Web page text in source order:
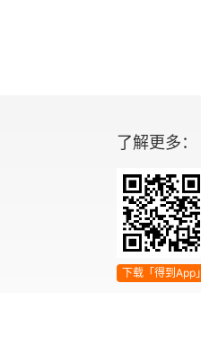
了解更多：
下载「得到App」